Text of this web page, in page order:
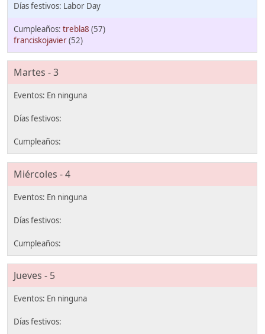
Labor Day
trebla8 (57)
franciskojavier(52)
Martes - 3
Miércoles - 4
Jueves - 5